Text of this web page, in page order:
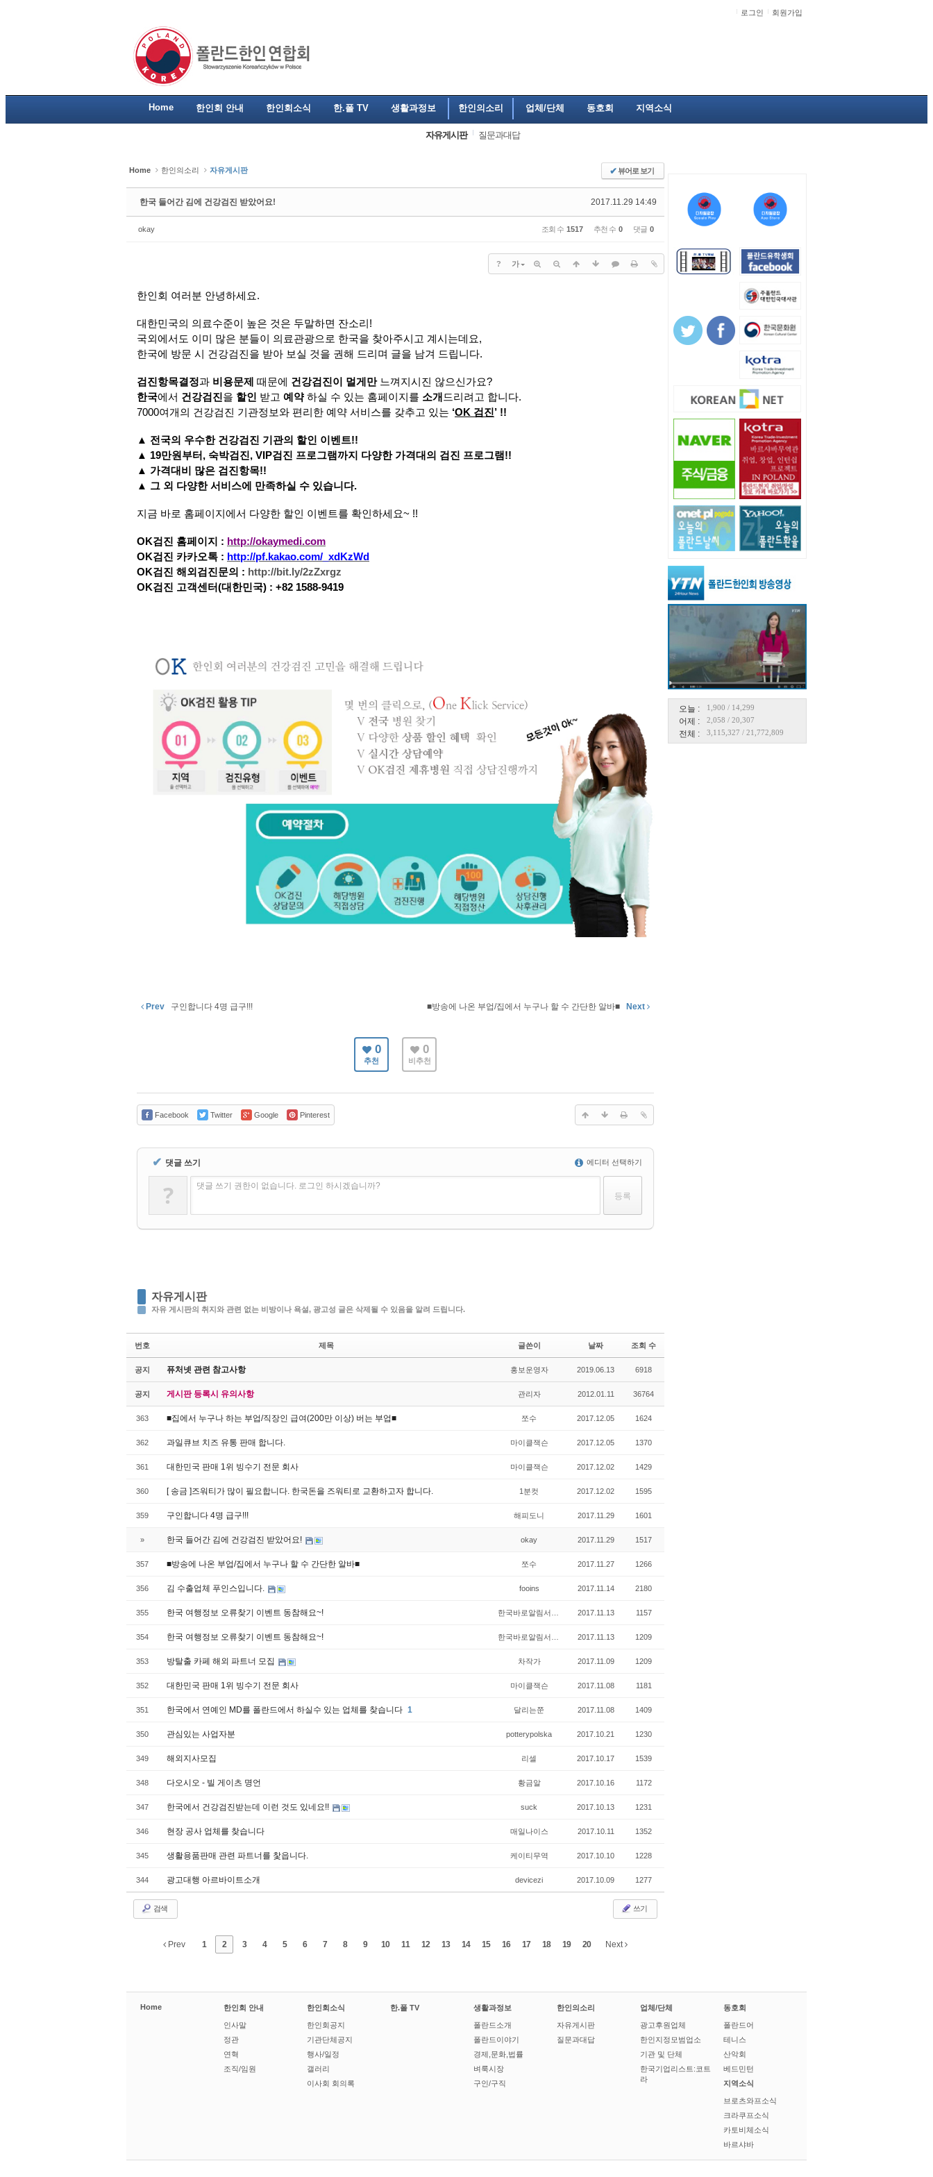
로그인 회원가입
Home 한인회 안내 한인회소식 한.폴 TV 생활과정보 한인의소리 업체/단체 동호회 지역소식
자유게시판 질문과대답
오늘 : 1,900 / 14,299
어제 : 2,058 / 20,307
전체 : 3,115,327 / 21,772,809
Home 한인의소리 자유게시판 ✔뷰어로 보기
2017.11.29 14:49
한국 들어간 김에 건강검진 받았어요!
okay 조회 수 1517 추천 수 0 댓글 0
? 가
한인회 여러분 안녕하세요.
대한민국의 의료수준이 높은 것은 두말하면 잔소리 !
국외에서도 이미 많은 분들이 의료관광으로 한국을 찾아주시고 계시는데요,
한국에 방문 시 건강검진을 받아 보실 것을 권해 드리며 글을 남겨 드립니다.
검진항목결정과 비용문제 때문에 건강검진이 멀게만 느껴지시진 않으신가요?
한국에서 건강검진을 할인 받고 예약 하실 수 있는 홈페이지를 소개 드리려고 합니다.
7000여개의 건강검진 기관정보와 편리한 예약 서비스를 갖추고 있는 ‘OK 검진’ !!
▲ 전국의 우수한 건강검진 기관의 할인 이벤트!!
▲ 19만원부터 , 숙박검진, VIP검진 프로그램까지 다양한 가격대의 검진 프로그램!!
▲ 가격대비 많은 검진항목!!
▲ 그 외 다양한 서비스에 만족하실 수 있습니다.
지금 바로 홈페이지에서 다양한 할인 이벤트를 확인하세요~ !!
OK검진 홈페이지 : http://okaymedi.com
OK검진 카카오톡 : http://pf.kakao.com/_xdKzWd
OK검진 해외검진문의 : http://bit.ly/2zZxrgz
OK검진 고객센터(대한민국) : +82 1588-9419
Prev 구인합니다 4명 급구!!! ■방송에 나온 부업/집에서 누구나 할 수 간단한 알바■ Next
0
추천
0
비추천
Facebook Twitter Google Pinterest
✔ 댓글 쓰기 에디터 선택하기
? 댓글 쓰기 권한이 없습니다. 로그인 하시겠습니까?
자유게시판
자유 게시판의 취지와 관련 없는 비방이나 욕설, 광고성 글은 삭제될 수 있음을 알려 드립니다.
번호 제목 글쓴이 날짜 조회 수
공지 퓨처넷 관련 참고사항 홍보운영자 2019.06.13 6918
공지 게시판 등록시 유의사항 관리자 2012.01.11 36764
363 ■집에서 누구나 하는 부업/직장인 급여(200만 이상) 버는 부업■ 쪼수 2017.12.05 1624
362 과일큐브 치즈 유통 판매 합니다. 마이클잭슨 2017.12.05 1370
361 대한민국 판매 1위 빙수기 전문 회사 마이클잭슨 2017.12.02 1429
360 [ 송금 ]즈워티가 많이 필요합니다. 한국돈을 즈워티로 교환하고자 합니다. 1분컷 2017.12.02 1595
359 구인합니다 4명 급구!!! 해피도니 2017.11.29 1601
» 한국 들어간 김에 건강검진 받았어요! okay 2017.11.29 1517
357 ■방송에 나온 부업/집에서 누구나 할 수 간단한 알바■ 쪼수 2017.11.27 1266
356 김 수출업체 푸인스입니다. fooins 2017.11.14 2180
355 한국 여행정보 오류찾기 이벤트 동참해요~! 2017.11.13 1157
354 한국 여행정보 오류찾기 이벤트 동참해요~! 2017.11.13 1209
353 방탈출 카페 해외 파트너 모집 차작가 2017.11.09 1209
352 대한민국 판매 1위 빙수기 전문 회사 마이클잭슨 2017.11.08 1181
351 한국에서 연예인 MD를 폴란드에서 하실수 있는 업체를 찾습니다 1 달리는쭌 2017.11.08 1409
350 관심있는 사업자분 potterypolska 2017.10.21 1230
349 해외지사모집 리셀 2017.10.17 1539
348 다오시오 - 빌 게이츠 명언 황금알 2017.10.16 1172
347 한국에서 건강검진받는데 이런 것도 있네요!! suck 2017.10.13 1231
346 현장 공사 업체를 찾습니다 매일나이스 2017.10.11 1352
345 생활용품판매 관련 파트너를 찿읍니다. 케이티무역 2017.10.10 1228
344 광고대행 아르바이트소개 devicezi 2017.10.09 1277
검색 쓰기
Prev 1 2 3 4 5 6 7 8 9 10 11 12 13 14 15 16 17 18 19 20 Next
Home 한인회 안내
인사말
정관
연혁
조직/임원
한인회소식
한인회공지
기관단체공지
행사/일정
갤러리
이사회 회의록
한.폴 TV 생활과정보
폴란드소개
폴란드이야기
경제,문화,법률
벼룩시장
구인/구직
한인의소리
자유게시판
질문과대답
업체/단체
광고후원업체
한인지정모범업소
기관 및 단체
한국기업리스트:코트
라
동호회
폴란드어
테니스
산악회
베드민턴
지역소식
브로츠와프소식
크라쿠프소식
카토비체소식
바르샤바